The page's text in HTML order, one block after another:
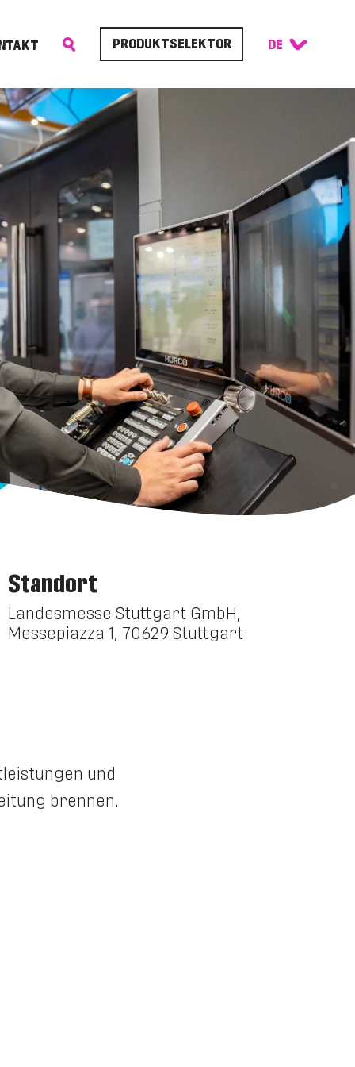
PRODUKTSELEKTOR
Standort
Landesmesse Stuttgart GmbH,
Messepiazza 1, 70629 Stuttgart
und
brennen.